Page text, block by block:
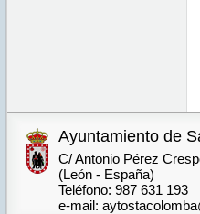
Ayuntamiento de
C/ Antonio Pérez
(León - España)
Teléfono: 987 631 193
e-mail: